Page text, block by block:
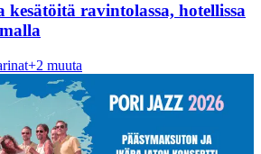
ravintolassa, hotellissa
+2 muuta